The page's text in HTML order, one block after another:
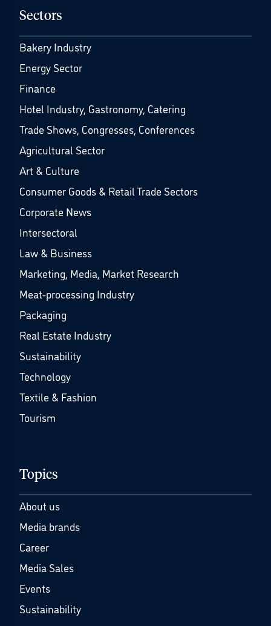
Sectors
Bakery Industry
Energy Sector
Finance
Hotel Industry, Gastronomy, Catering
Trade Shows, Congresses, Conferences
Agricultural Sector
Art & Culture
Consumer Goods & Retail Trade Sectors
Corporate News
Intersectoral
Law & Business
Marketing, Media, Market Research
Meat-processing Industry
Packaging
Real Estate Industry
Sustainability
Technology
Textile & Fashion
Tourism
Topics
About us
Media brands
Career
Media Sales
Events
Sustainability